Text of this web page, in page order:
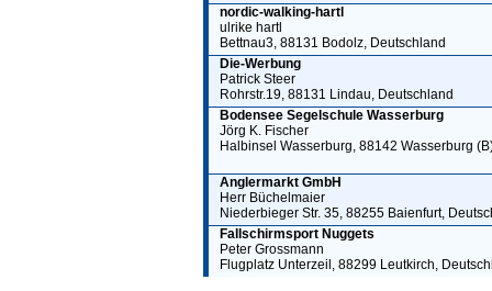
nordic-walking-hartl
ulrike hartl
Bettnau3, 88131 Bodolz, Deutschland
Die-Werbung
Patrick Steer
Rohrstr.19, 88131 Lindau, Deutschland
Bodensee Segelschule Wasserburg
Jörg K. Fischer
Halbinsel Wasserburg, 88142 Wasserburg
Anglermarkt GmbH
Herr Büchelmaier
Niederbieger Str. 35, 88255 Baienfurt,
Fallschirmsport Nuggets
Peter Grossmann
Flugplatz Unterzeil, 88299 Leutkirch,